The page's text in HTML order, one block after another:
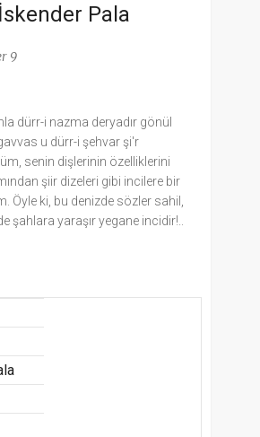
İskender Pala
9
dürr-i nazma deryadır gönül
u dürr-i şehvar şi'r
senin dişlerinin özelliklerini
şiir dizeleri gibi incilere bir
Öyle ki, bu denizde sözler sahil,
şahlara yaraşır yegane incidir!..